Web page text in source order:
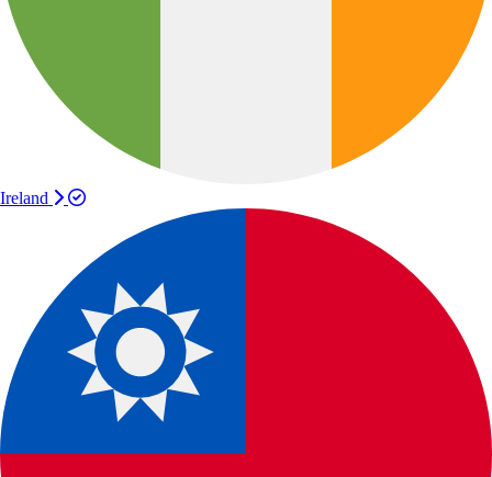
Ireland